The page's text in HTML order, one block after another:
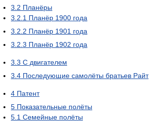
3.2 Планёры
3.2.1 Планёр 1900 года
3.2.2 Планёр 1901 года
3.2.3 Планёр 1902 года
3.3 C двигателем
3.4 Последующие самолёты братьев Райт
4 Патент
5 Показательные полёты
5.1 Семейные полёты